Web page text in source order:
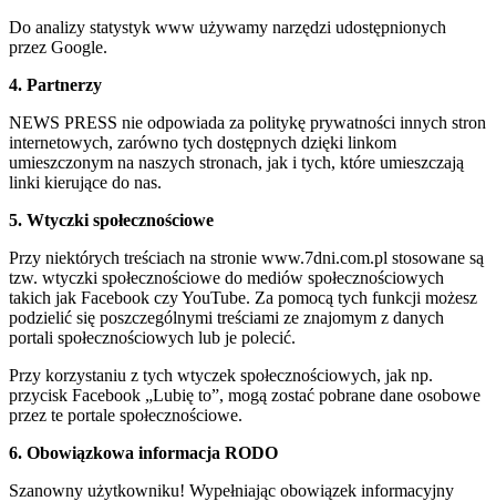
Do analizy statystyk www używamy narzędzi udostępnionych
przez Google.
4. Partnerzy
NEWS PRESS nie odpowiada za politykę prywatności innych stron
internetowych, zarówno tych dostępnych dzięki linkom
umieszczonym na naszych stronach, jak i tych, które umieszczają
linki kierujące do nas.
5. Wtyczki społecznościowe
Przy niektórych treściach na stronie www.7dni.com.pl stosowane są
tzw. wtyczki społecznościowe do mediów społecznościowych
takich jak Facebook czy YouTube. Za pomocą tych funkcji możesz
podzielić się poszczególnymi treściami ze znajomym z danych
portali społecznościowych lub je polecić.
Przy korzystaniu z tych wtyczek społecznościowych, jak np.
przycisk Facebook „Lubię to”, mogą zostać pobrane dane osobowe
przez te portale społecznościowe.
6. Obowiązkowa informacja RODO
Szanowny użytkowniku! Wypełniając obowiązek informacyjny